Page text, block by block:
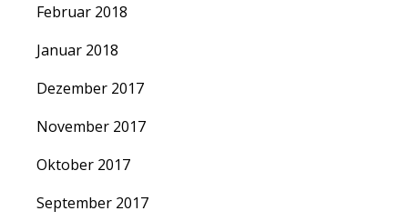
Februar 2018
Januar 2018
Dezember 2017
November 2017
Oktober 2017
September 2017